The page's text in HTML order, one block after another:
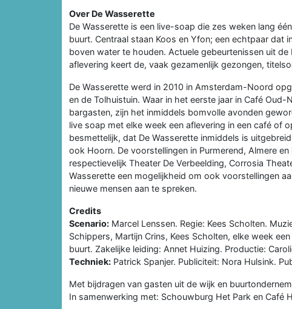
Over De Wasserette
De Wasserette is een live-soap die zes weken lang
buurt. Centraal staan Koos en Yfon; een echtpaar dat
boven water te houden. Actuele gebeurtenissen uit
aflevering keert de, vaak gezamenlijk gezongen,
De Wasserette werd in 2010 in Amsterdam-Noord
en de Tolhuistuin. Waar in het eerste jaar in Café
bargasten, zijn het inmiddels bomvolle avonden
live soap met elke week een aflevering in een café of
besmettelijk, dat De Wasserette inmiddels is
ook Hoorn. De voorstellingen in Purmerend, Almere
respectievelijk Theater De Verbeelding, Corrosia
Wasserette een mogelijkheid om ook voorstellingen
nieuwe mensen aan te spreken.
Credits
Scenario: Marcel Lenssen. Regie: Kees Scholten.
Schippers, Martijn Crins, Kees Scholten, elke week
buurt. Zakelijke leiding: Annet Huizing. Productie:
Techniek: Patrick Spanjer. Publiciteit: Nora Hulsink.
Met bijdragen van gasten uit de wijk en
In samenwerking met: Schouwburg Het Park en Café